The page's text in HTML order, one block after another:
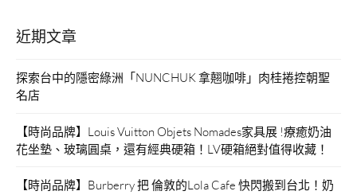
近期文章
探索台中的隱密綠洲「NUNCHUK 拿翹咖啡」肉桂捲控朝聖
名店
【時尚品牌】Louis Vuitton Objets Nomades家具展 !療癒奶油
花坐墊、玻璃圓桌，還有經典硬箱！LV硬箱絕對值得收藏！
【時尚品牌】Burberry 把 倫敦的Lola Cafe 快閃搬到台北！奶